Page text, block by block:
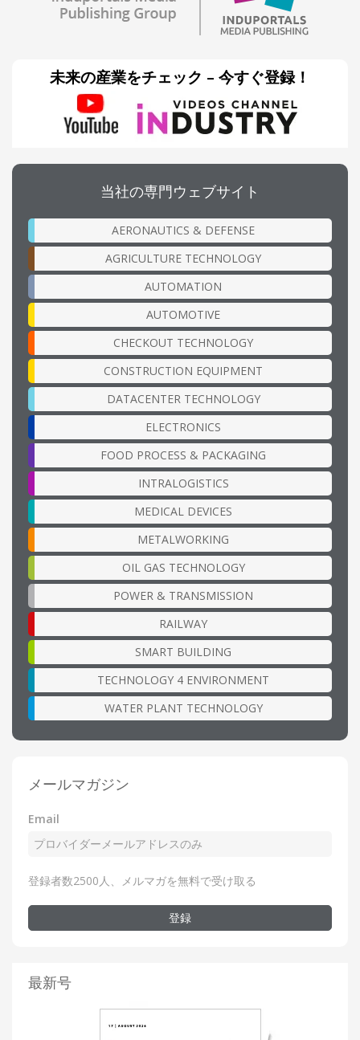
未来の産業をチェック – 今すぐ登録！
当社の専門ウェブサイト
AERONAUTICS & DEFENSE
AGRICULTURE TECHNOLOGY
AUTOMATION
AUTOMOTIVE
CHECKOUT TECHNOLOGY
CONSTRUCTION EQUIPMENT
DATACENTER TECHNOLOGY
ELECTRONICS
FOOD PROCESS & PACKAGING
INTRALOGISTICS
MEDICAL DEVICES
METALWORKING
OIL GAS TECHNOLOGY
POWER & TRANSMISSION
RAILWAY
SMART BUILDING
TECHNOLOGY 4 ENVIRONMENT
WATER PLANT TECHNOLOGY
メールマガジン
Email
登録者数2500人、メルマガを無料で受け取る
登録
最新号